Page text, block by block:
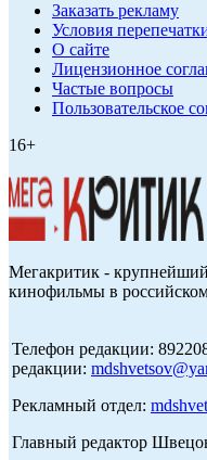
Заказать рекламу
Условия
О сайте
Лицензионное
Частые вопросы
Пользовательское
16+
Мегакритик - крупнейший
кинофильмы в
Телефон редакции:
редакции:
Рекламный отдел:
Главный редактор